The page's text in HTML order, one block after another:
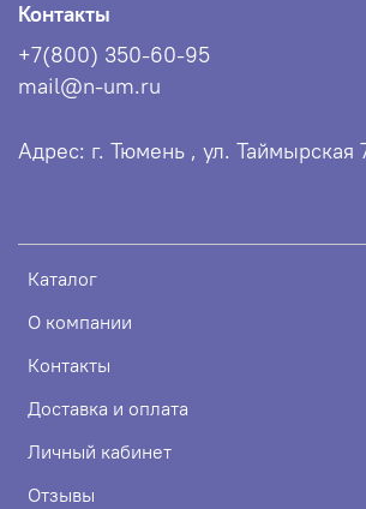
Каталог
О компании
Контакты
Доставка и оплата
Личный кабинет
Отзывы
Контакты
+7(800) 350-60-95
mail@n-um.ru
Адрес: г. Тюмень , ул. Таймырская